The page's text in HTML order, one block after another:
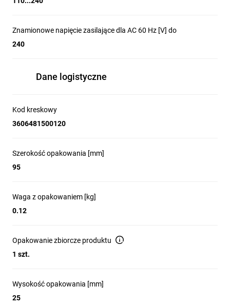
Znamionowe napięcie zasilające dla AC 60 Hz [V] do
240
Dane logistyczne
Kod kreskowy
3606481500120
Szerokość opakowania [mm]
95
Waga z opakowaniem [kg]
0.12
Opakowanie zbiorcze produktu
1 szt.
Wysokość opakowania [mm]
25